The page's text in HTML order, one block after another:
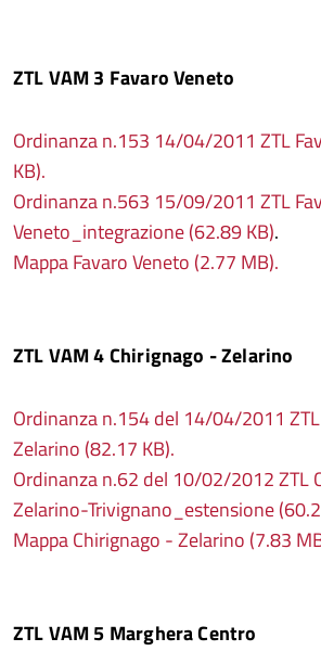
ZTL VAM 3 Favaro Veneto
Ordinanza n.153 14/04/2011 ZTL
KB).
Ordinanza n.563 15/09/2011 ZTL
Veneto_integrazione (62.89 KB).
Mappa Favaro Veneto (2.77 MB).
ZTL VAM 4 Chirignago - Zelarino
Ordinanza n.154 del 14/04/2011
Zelarino (82.17 KB).
Ordinanza n.62 del 10/02/2012 ZTL
Zelarino-Trivignano_estensione
Mappa Chirignago - Zelarino (7.83
ZTL VAM 5 Marghera Centro